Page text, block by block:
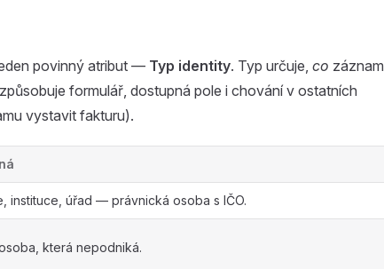
povinný atribut — Typ identity. Typ určuje, co záznam
formulář, dostupná pole i chování v ostatních
vystavit fakturu).
instituce, úřad — právnická osoba s IČO.
která nepodniká.